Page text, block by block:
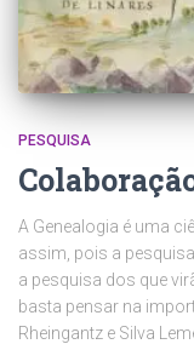
PESQUISA
A Genealogia é uma
assim, pois a
a pesquisa dos que
basta pensar na
Rheingantz e Silva